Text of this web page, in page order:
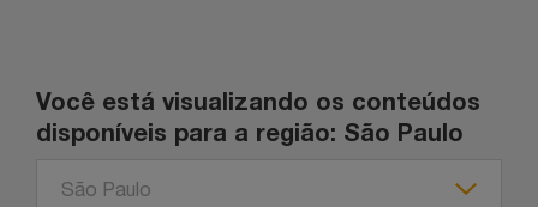
Você está visualizando os conteúdos
disponíveis para a região: São Paulo
São Paulo